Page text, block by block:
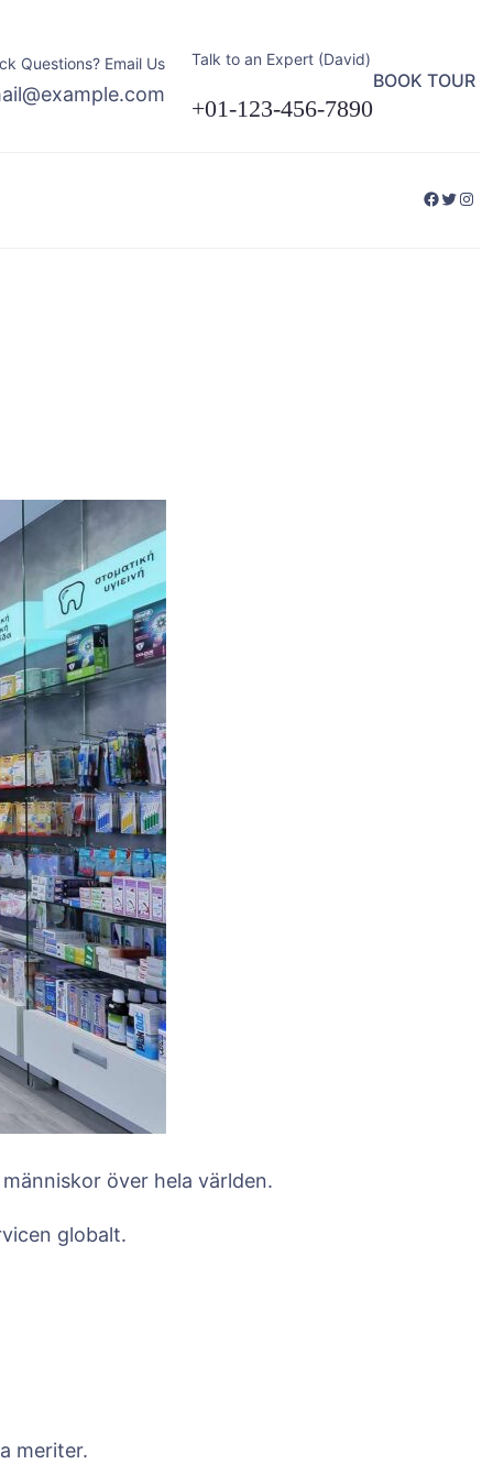
Questions? Email Us Talk to an Expert (David)
+01-123-456-7890
BOOK TOUR
över hela världen.
globalt.
meriter.